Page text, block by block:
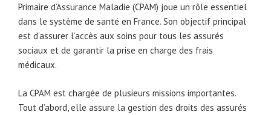
Primaire d’Assurance Maladie (CPAM) joue un rôle essentiel
dans le système de santé en France. Son objectif principal
est d’assurer l’accès aux soins pour tous les assurés
sociaux et de garantir la prise en charge des frais
médicaux.
La CPAM est chargée de plusieurs missions importantes.
Tout d’abord, elle assure la gestion des droits des assurés